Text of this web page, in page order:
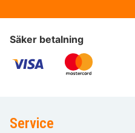
Säker betalning
Service